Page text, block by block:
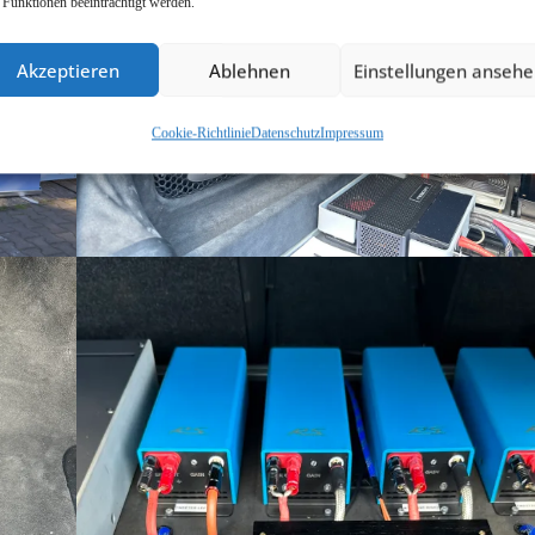
Akzeptieren Ablehnen Einstellungen
Cookie-RichtlinieDatenschutzImpressum